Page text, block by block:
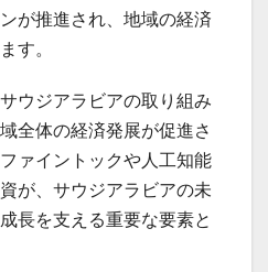
が推進され、地域の経済
す。
ウジアラビアの取り組み
全体の経済発展が促進さ
ァイントックや人工知能
が、サウジアラビアの未
長を支える重要な要素と